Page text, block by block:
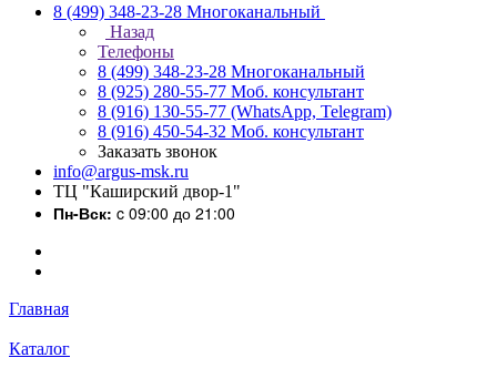
8 (499) 348-23-28 Многоканальный
Назад
Телефоны
8 (499) 348-23-28 Многоканальный
8 (925) 280-55-77 Моб. консультант
8 (916) 130-55-77 (WhatsApp, Telegram)
8 (916) 450-54-32 Моб. консультант
Заказать звонок
info@argus-msk.ru
ТЦ "Каширский двор-1"
Пн-Вск: c 09:00 до 21:00
Главная
Каталог